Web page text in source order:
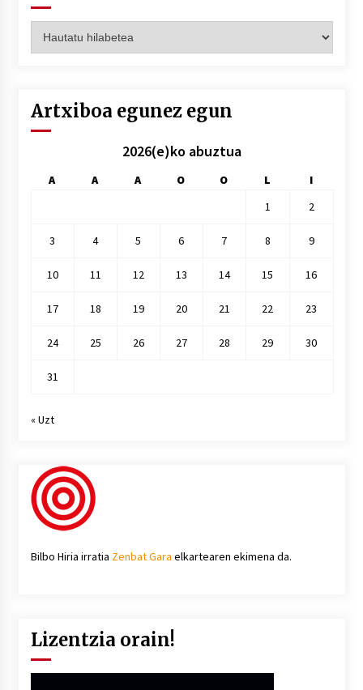
hilez
Artxiboa egunez egun
2026(e)ko abuztua
A A A O O L
I
1
2
3 4 5 6 7 8 9
10 11 12 13 14 15 16
17 18 19 20 21 22 23
24 25 26 27 28 29 30
31
« Uzt
Bilbo Hiria irratia Zenbat Gara elkartearen ekimena da.
Lizentzia orain!